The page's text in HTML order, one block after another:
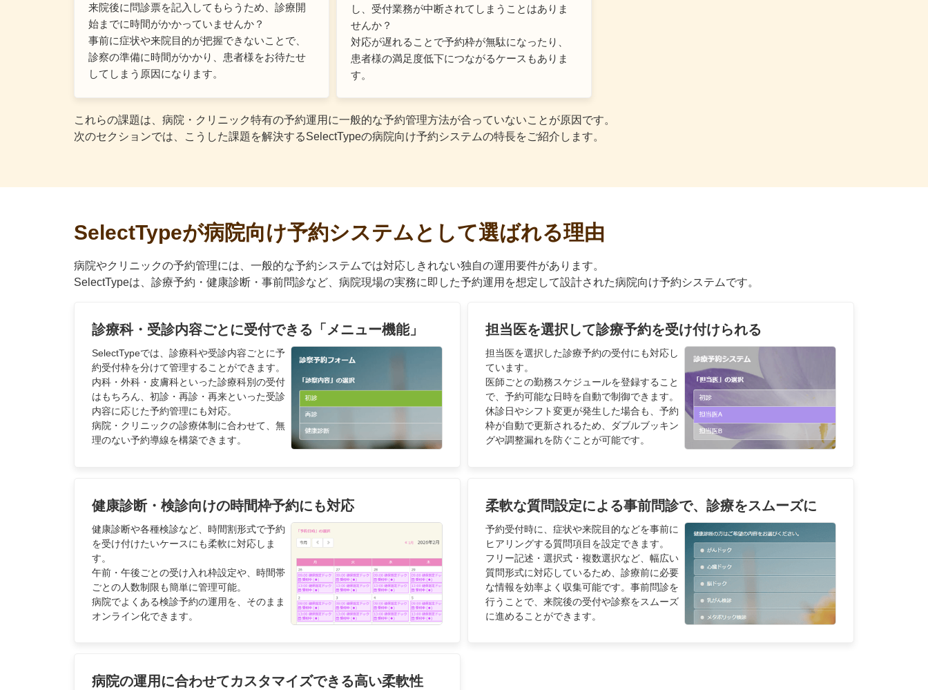
来院後に問診票を記入してもらうため、診療開
始までに時間がかかっていませんか？
事前に症状や来院目的が把握できないことで、
診察の準備に時間がかかり、患者様をお待たせ
してしまう原因になります。
し、受付業務が中断されてしまうことはありま
せんか？
対応が遅れることで予約枠が無駄になったり、
患者様の満足度低下につながるケースもありま
す。
これらの課題は、病院・クリニック特有の予約運用に一般的な予約管理方法が合っていないことが原因です。
次のセクションでは、こうした課題を解決するSelectTypeの病院向け予約システムの特長をご紹介します。
SelectTypeが病院向け予約システムとして選ばれる理由
病院やクリニックの予約管理には、一般的な予約システムでは対応しきれない独自の運用要件があります。
SelectTypeは、診療予約・健康診断・事前問診など、病院現場の実務に即した予約運用を想定して設計された病院向け予約システムです。
診療科・受診内容ごとに受付できる「メニュー機能」
SelectTypeでは、診療科や受診内容ごとに予
約受付枠を分けて管理することができます。
内科・外科・皮膚科といった診療科別の受付
はもちろん、初診・再診・再来といった受診
内容に応じた予約管理にも対応。
病院・クリニックの診療体制に合わせて、無
理のない予約導線を構築できます。
担当医を選択して診療予約を受け付けられる
担当医を選択した診療予約の受付にも対応し
ています。
医師ごとの勤務スケジュールを登録すること
で、予約可能な日時を自動で制御できます。
休診日やシフト変更が発生した場合も、予約
枠が自動で更新されるため、ダブルブッキン
グや調整漏れを防ぐことが可能です。
健康診断・検診向けの時間枠予約にも対応
健康診断や各種検診など、時間割形式で予約
を受け付けたいケースにも柔軟に対応しま
す。
午前・午後ごとの受け入れ枠設定や、時間帯
ごとの人数制限も簡単に管理可能。
病院でよくある検診予約の運用を、そのまま
オンライン化できます。
柔軟な質問設定による事前問診で、診療をスムーズに
予約受付時に、症状や来院目的などを事前に
ヒアリングする質問項目を設定できます。
フリー記述・選択式・複数選択など、幅広い
質問形式に対応しているため、診療前に必要
な情報を効率よく収集可能です。事前問診を
行うことで、来院後の受付や診察をスムーズ
に進めることができます。
病院の運用に合わせてカスタマイズできる高い柔軟性